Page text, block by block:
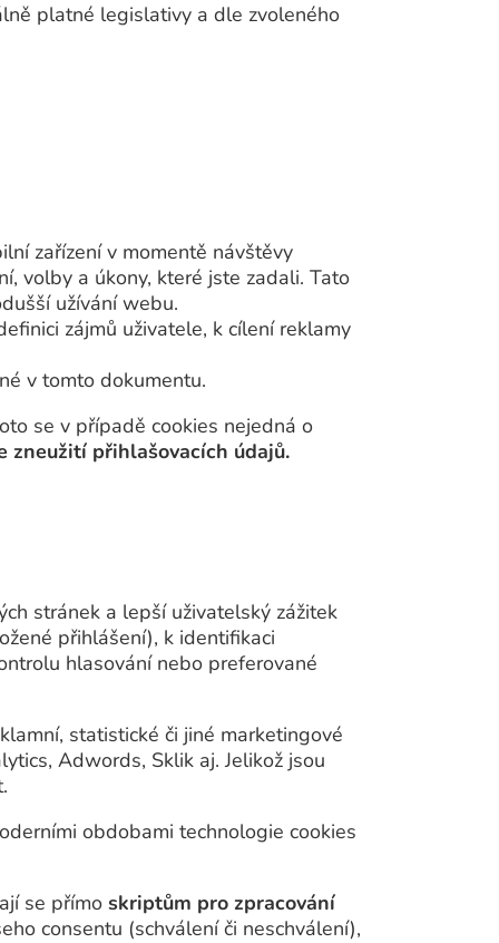
platné legislativy a dle zvoleného
zařízení v momentě návštěvy
volby a úkony, které jste zadali. Tato
užívání webu.
zájmů uživatele, k cílení reklamy
v tomto dokumentu.
se v případě cookies nejedná o
zneužití přihlašovacích údajů.
stránek a lepší uživatelský zážitek
přihlášení), k identifikaci
hlasování nebo preferované
statistické či jiné marketingové
Adwords, Sklik aj. Jelikož jsou
obdobami technologie cookies
se přímo skriptům pro zpracování
consentu (schválení či neschválení),